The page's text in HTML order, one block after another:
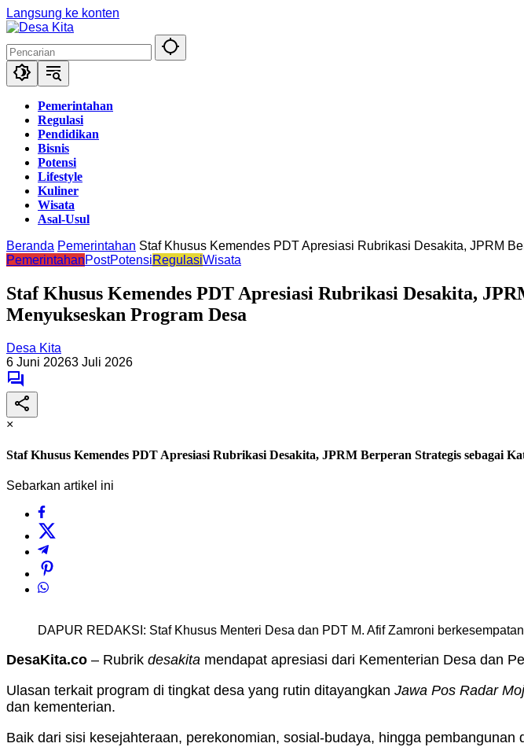
Langsung ke konten
Pemerintahan
Regulasi
Pendidikan
Bisnis
Potensi
Lifestyle
Kuliner
Wisata
Asal-Usul
Beranda Pemerintahan Staf Khusus Kemendes PDT Apresiasi Rubrikasi Desakita, JPRM
PemerintahanPostPotensiRegulasiWisata
Staf Khusus Kemendes PDT Apresiasi Rubrikasi Desakita,
Menyukseskan Program Desa
Desa Kita
6 Juni 20263 Juli 2026
×
Staf Khusus Kemendes PDT Apresiasi Rubrikasi Desakita, JPRM Berperan Strategis sebagai
Sebarkan artikel ini
DAPUR REDAKSI: Staf Khusus Menteri Desa dan PDT M. Afif Zamroni
DesaKita.co – Rubrik desakita mendapat apresiasi dari Kementerian Desa dan
Ulasan terkait program di tingkat desa yang rutin ditayangkan Jawa Pos Radar
dan kementerian.
Baik dari sisi kesejahteraan, perekonomian, sosial-budaya, hingga pembangunan